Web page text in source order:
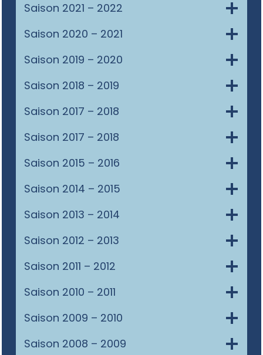
Saison 2021 – 2022
Saison 2020 – 2021
Saison 2019 – 2020
Saison 2018 – 2019
Saison 2017 – 2018
Saison 2017 – 2018
Saison 2015 – 2016
Saison 2014 – 2015
Saison 2013 – 2014
Saison 2012 – 2013
Saison 2011 – 2012
Saison 2010 – 2011
Saison 2009 – 2010
Saison 2008 – 2009